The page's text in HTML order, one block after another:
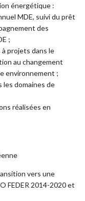
énergétique :
MDE, suivi du prêt
des
;
projets dans le
au changement
environnement ;
les domaines de
réalisées en
vers une
FEDER 2014-2020 et